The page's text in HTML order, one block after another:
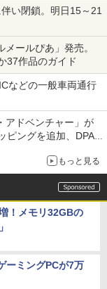
い閉鎖。明日15～21
ールぴあ」発売。
37作品のガイド
などの一般車両通行
アドベンチャー」が
ピングを追加、DPA
もっと見る
！メモリ32GBの
ーミングPCが7万